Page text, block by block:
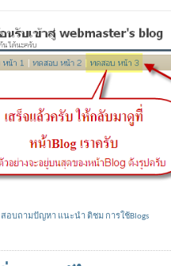
สอบถามปัญหา แนะนำ ติชม การใช้Blogs